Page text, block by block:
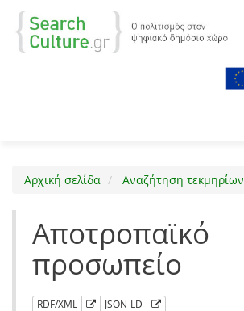
Αρχική σελίδα Αναζήτηση τεκμηρίων
Αποτροπαϊκό
προσωπείο
RDF/XML JSON-LD